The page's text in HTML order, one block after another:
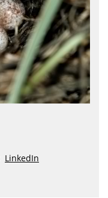
LinkedIn